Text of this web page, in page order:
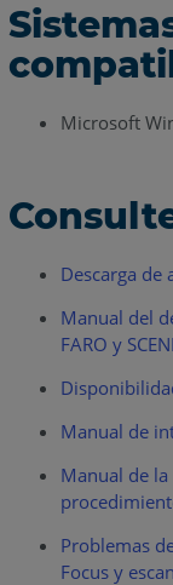
Microsoft
Descarga de
Manual del
FARO y
Manual de
Manual de
Problemas
Focus y